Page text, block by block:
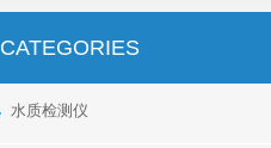
CATEGORIES
水质检测仪